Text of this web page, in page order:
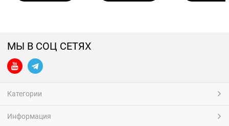
МЫ В СОЦ СЕТЯХ
Категории
Информация